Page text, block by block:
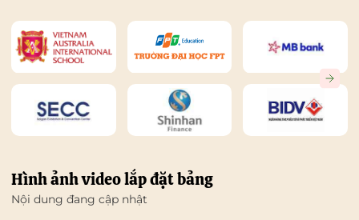
Hình ảnh video lắp đặt bảng
Nội dung đang cập nhật